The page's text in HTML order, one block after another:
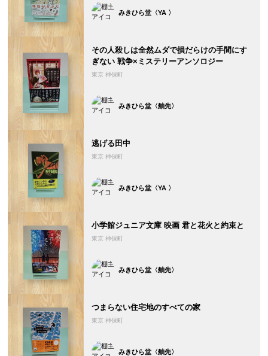
みきひら堂〈YA 〉
その人殺しは全然ムダで損だらけの手間にす
ぎない 戦争×ミステリーアンソロジー
東京 神保町
みきひら堂〈舳先〉
逃げる田中
東京 神保町
みきひら堂〈YA 〉
小学館ジュニア文庫 映画 君と花火と約束と
東京 神保町
みきひら堂〈舳先〉
つまらない住宅地のすべての家
東京 神保町
みきひら堂〈舳先〉